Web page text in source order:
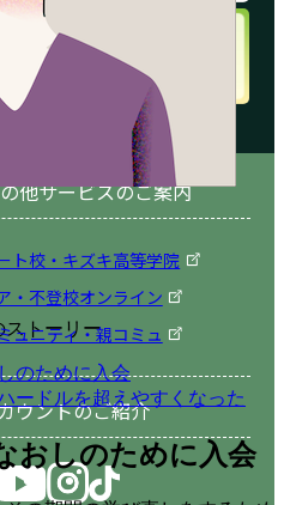
他サービスのご案内
ト校・キズキ高等学院
・不登校オンライン
ュニティ・親コミュ
ウントのご紹介
ストーリー
のために入会
ードルを超えやすくなった
おしのために入会